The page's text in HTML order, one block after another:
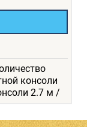
консоли
2.7 м /